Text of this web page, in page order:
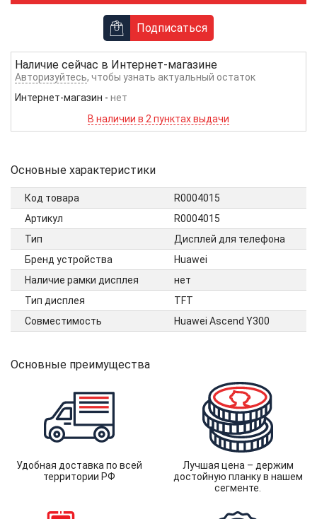
Подписаться
Наличие сейчас в Интернет-магазине
Авторизуйтесь, чтобы узнать актуальный остаток
Интернет-магазин - нет
В наличии в 2 пунктах выдачи
Основные характеристики
Код товара
R0004015
Артикул
R0004015
Тип
Дисплей для телефона
Бренд устройства
Huawei
Наличие рамки дисплея
нет
Тип дисплея
TFT
Совместимость
Huawei Ascend Y300
Основные преимущества
Удобная доставка по всей
территории РФ
Лучшая цена – держим
достойную планку в нашем
сегменте.